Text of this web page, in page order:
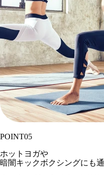
POINT05
ホットヨガや
暗闇キックボクシングにも